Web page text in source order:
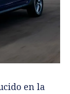
en la